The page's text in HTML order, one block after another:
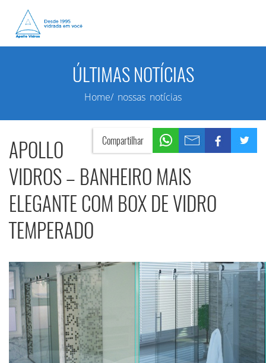
ÚLTIMAS NOTÍCIAS
Home/ nossas notícias
Compartilhar
APOLLO
VIDROS – BANHEIRO MAIS
ELEGANTE COM BOX DE VIDRO
TEMPERADO